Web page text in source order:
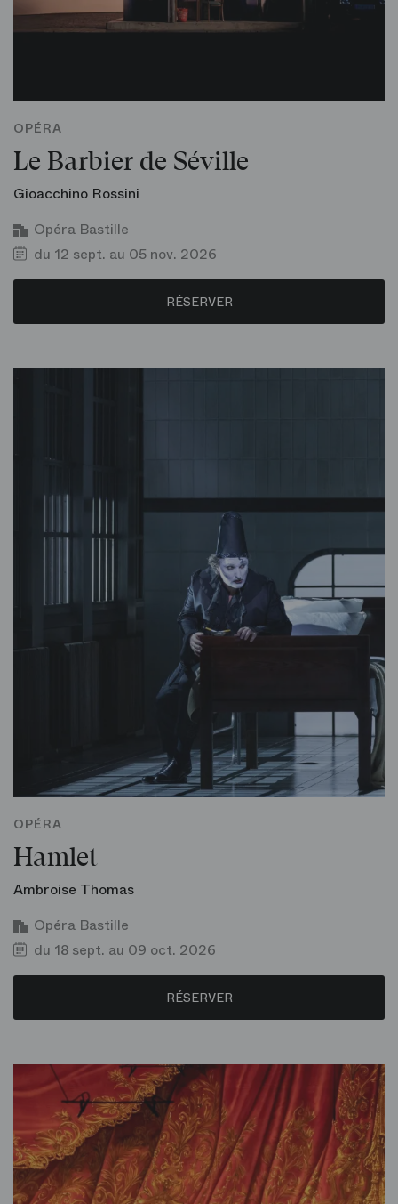
OPÉRA
Le Barbier de Séville
Gioacchino Rossini
Opéra Bastille
du 12 sept. au 05 nov. 2026
RÉSERVER
OPÉRA
Hamlet
Ambroise Thomas
Opéra Bastille
du 18 sept. au 09 oct. 2026
RÉSERVER